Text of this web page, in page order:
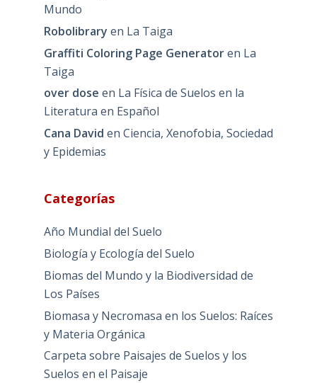
Mundo
Robolibrary en La Taiga
Graffiti Coloring Page Generatoren La
Taiga
over dose en La Física de Suelos en la
Literatura en Español
Cana David en Ciencia, Xenofobia, Sociedad
y Epidemias
Categorías
Año Mundial del Suelo
Biología y Ecología del Suelo
Biomas del Mundo y la Biodiversidad de
Los Países
Biomasa y Necromasa en los Suelos: Raíces
y Materia Orgánica
Carpeta sobre Paisajes de Suelos y los
Suelos en el Paisaje